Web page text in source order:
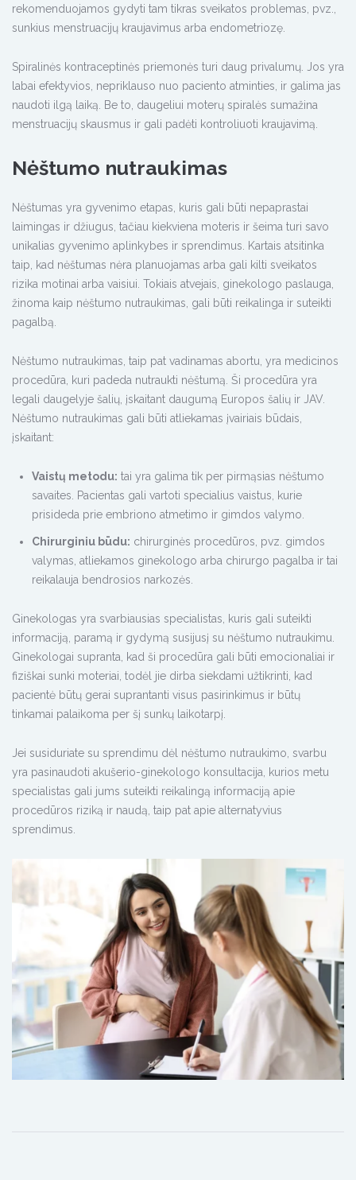
rekomenduojamos gydyti tam tikras sveikatos problemas, pvz.,
sunkius menstruacijų kraujavimus arba endometriozę.
Spiralinės kontraceptinės priemonės turi daug privalumų. Jos yra
labai efektyvios, nepriklauso nuo paciento atminties, ir galima jas
naudoti ilgą laiką. Be to, daugeliui moterų spiralės sumažina
menstruacijų skausmus ir gali padėti kontroliuoti kraujavimą.
Nėštumo nutraukimas
Nėštumas yra gyvenimo etapas, kuris gali būti nepaprastai
laimingas ir džiugus, tačiau kiekviena moteris ir šeima turi savo
unikalias gyvenimo aplinkybes ir sprendimus. Kartais atsitinka
taip, kad nėštumas nėra planuojamas arba gali kilti sveikatos
rizika motinai arba vaisiui. Tokiais atvejais, ginekologo paslauga,
žinoma kaip nėštumo nutraukimas, gali būti reikalinga ir suteikti
pagalbą.
Nėštumo nutraukimas, taip pat vadinamas abortu, yra medicinos
procedūra, kuri padeda nutraukti nėštumą. Ši procedūra yra
legali daugelyje šalių, įskaitant daugumą Europos šalių ir JAV.
Nėštumo nutraukimas gali būti atliekamas įvairiais būdais,
įskaitant:
Vaistų metodu: tai yra galima tik per pirmąsias nėštumo
savaites. Pacientas gali vartoti specialius vaistus, kurie
prisideda prie embriono atmetimo ir gimdos valymo.
Chirurginiu būdu: chirurginės procedūros, pvz. gimdos
valymas, atliekamos ginekologo arba chirurgo pagalba ir tai
reikalauja bendrosios narkozės.
Ginekologas yra svarbiausias specialistas, kuris gali suteikti
informaciją, paramą ir gydymą susijusį su nėštumo nutraukimu.
Ginekologai supranta, kad ši procedūra gali būti emocionaliai ir
fiziškai sunki moteriai, todėl jie dirba siekdami užtikrinti, kad
pacientė būtų gerai suprantanti visus pasirinkimus ir būtų
tinkamai palaikoma per šį sunkų laikotarpį.
Jei susiduriate su sprendimu dėl nėštumo nutraukimo, svarbu
yra pasinaudoti akušerio-ginekologo konsultacija, kurios metu
specialistas gali jums suteikti reikalingą informaciją apie
procedūros riziką ir naudą, taip pat apie alternatyvius
sprendimus.